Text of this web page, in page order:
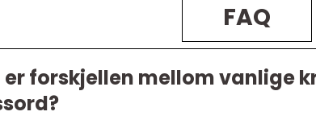
FAQ
er forskjellen mellom vanlige